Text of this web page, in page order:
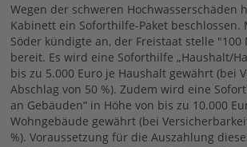
Wegen der schweren Hochwasserschäden
Kabinett ein Soforthilfe-Paket
Söder kündigte an, der Freistaat stelle
bereit. Es wird eine Soforthilfe „Haushalt/
bis zu 5.000 Euro je Haushalt gewährt (bei
Abschlag von 50 %). Zudem wird eine
an Gebäuden“ in Höhe von bis zu 10.000
Wohngebäude gewährt (bei
%). Voraussetzung für die Auszahlung